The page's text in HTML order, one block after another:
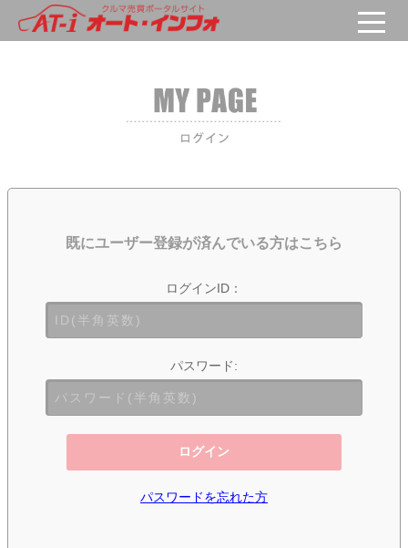
既にユーザー登録が済んでいる方はこちら
ログインID：
パスワード:
ログイン
パスワードを忘れた方